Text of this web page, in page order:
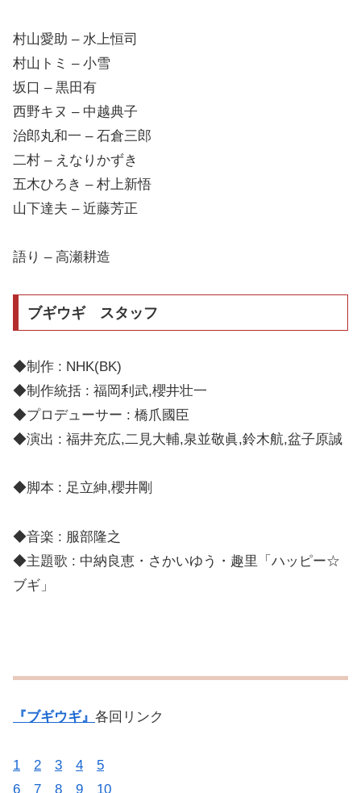
村山愛助 – 水上恒司
村山トミ – 小雪
坂口 – 黒田有
西野キヌ – 中越典子
治郎丸和一 – 石倉三郎
二村 – えなりかずき
五木ひろき – 村上新悟
山下達夫 – 近藤芳正
語り – 高瀬耕造
ブギウギ スタッフ
◆制作 : NHK(BK)
◆制作統括 : 福岡利武,櫻井壮一
◆プロデューサー : 橋爪國臣
◆演出 : 福井充広,二見大輔,泉並敬眞,鈴木航,盆子原誠
◆脚本 : 足立紳,櫻井剛
◆音楽 : 服部隆之
◆主題歌 : 中納良恵・さかいゆう・趣里「ハッピー☆
ブギ」
『ブギウギ』 各回リンク
1 2 3 4
5
6
7 8 9 10